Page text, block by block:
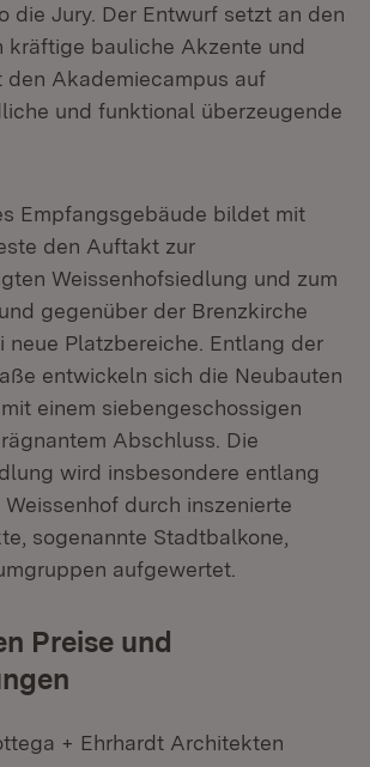
die Jury. Der Entwurf setzt an den
kräftige bauliche Akzente und
Akademiecampus auf
und funktional überzeugende
Empfangsgebäude bildet mit
den Auftakt zur
Weissenhofsiedlung und zum
gegenüber der Brenzkirche
neue Platzbereiche. Entlang der
entwickeln sich die Neubauten
einem siebengeschossigen
Abschluss. Die
wird insbesondere entlang
durch inszenierte
sogenannte Stadtbalkone,
aufgewertet.
Preise und
+ Ehrhardt Architekten